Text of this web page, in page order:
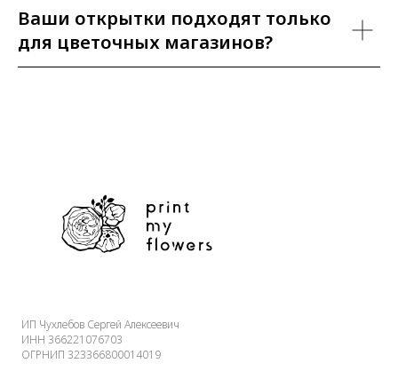
Ваши открытки подходят только
для цветочных магазинов?
ИП Чухлебов Сергей Алексеевич
ИНН 366221076703
ОГРНИП 323366800014019